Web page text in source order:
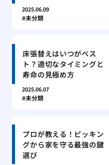
2025.06.09
未分類
床張替えはいつがベス
ト？適切なタイミングと
寿命の見極め方
2025.06.07
未分類
プロが教える！ピッキン
グから家を守る最強の鍵
選び